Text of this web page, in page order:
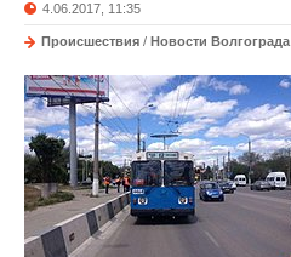
4.06.2017, 11:35
Происшествия / Новости Волгограда